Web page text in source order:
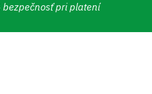
pri platení